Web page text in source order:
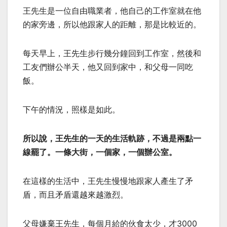
王先生是一位自由職業者，他自己的工作室就在他
的家旁邊，所以他跟家人的距離，那是比較近的。
每天早上，王先生步行幾分鐘回到工作室，然後和
工友們辦公半天，他又回到家中，和父母一同吃
飯。
下午的情況，照樣是如此。
所以說，王先生的一天的生活軌跡，不過是兩點一
線罷了。一條大街，一個家，一個辦公室。
在這樣的生活中，王先生慢慢地跟家人產生了矛
盾，而且矛盾還越來越激烈。
父母嫌棄王先生，每個月給的伙食太少，才3000